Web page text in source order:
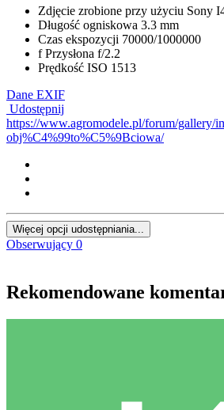
Zdjęcie zrobione przy użyciu Sony
Długość ogniskowa 3.3 mm
Czas ekspozycji 70000/1000000
f Przysłona f/2.2
Prędkość ISO 1513
Dane EXIF
Udostępnij
https://www.agromodele.pl/forum/gallery/
obj%C4%99to%C5%9Bciowa/
Więcej opcji udostępniania...
Obserwujący 0
Rekomendowane